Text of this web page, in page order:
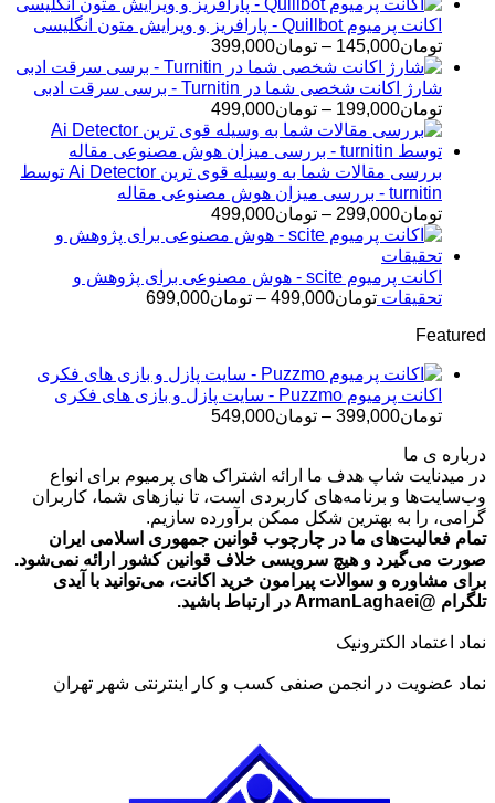
اکانت پرمیوم Quillbot - پارافریز و ویرایش متون انگلیسی
تومان145,000
– تومان399,000محدوده
قیمت:
تومان145,000
تا
تومان399,000
شارژ اکانت شخصی شما در Turnitin - برسی سرقت ادبی
تومان199,000
– تومان499,000محدوده
قیمت:
تومان199,000
تا
تومان499,000
بررسی مقالات شما به وسیله قوی ترین Ai Detector توسط
turnitin - بررسی میزان هوش مصنوعی مقاله
تومان299,000
– تومان499,000محدوده
قیمت:
تا
تومان499,000
اکانت پرمیوم scite - هوش مصنوعی برای پژوهش و
تحقیقات تومان499,000
– تومان699,000محدوده
تومان699,000
Featured
اکانت پرمیوم Puzzmo - سایت پازل و بازی های فکری
تومان399,000
– تومان549,000
تا
تومان549,000
درباره ی ما
در میدنایت شاپ هدف ما ارائه اشتراک های پرمیوم برای انواع
وب‌سایت‌ها و برنامه‌های کاربردی است، تا نیازهای شما، کاربران
گرامی، را به بهترین شکل ممکن برآورده سازیم.
تمام فعالیت‌های ما در چارچوب قوانین جمهوری اسلامی ایران
صورت می‌گیرد و هیچ سرویسی خلاف قوانین کشور ارائه نمی‌شود.
برای مشاوره و سوالات پیرامون خرید اکانت، می‌توانید با آیدی
تلگرام @ArmanLaghaei در ارتباط باشید.
نماد اعتماد الکترونیک
نماد عضویت در انجمن صنفی کسب و کار اینترنتی شهر تهران